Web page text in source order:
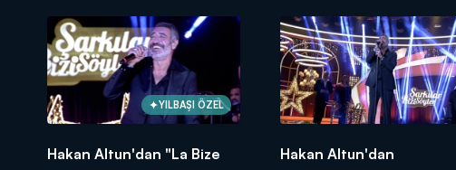
YILBAŞI ÖZEL
Hakan Altun'dan "La Bize
Hakan Altun'dan